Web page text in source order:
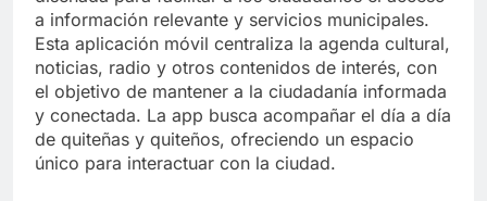
a información relevante y servicios municipales.
Esta aplicación móvil centraliza la agenda cultural,
noticias, radio y otros contenidos de interés, con
el objetivo de mantener a la ciudadanía informada
y conectada. La app busca acompañar el día a día
de quiteñas y quiteños, ofreciendo un espacio
único para interactuar con la ciudad.